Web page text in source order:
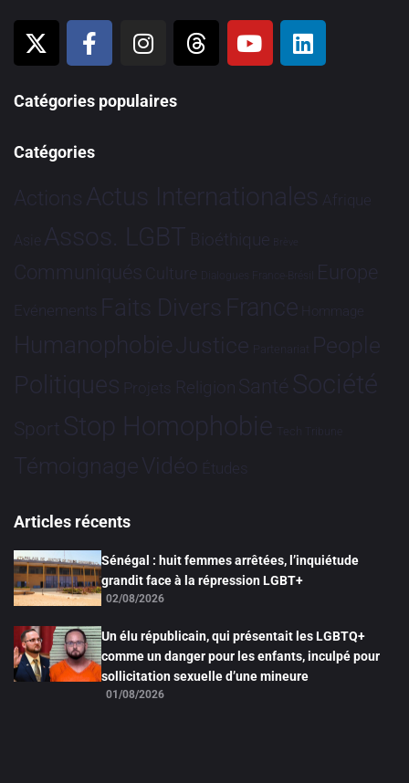
Catégories populaires
Catégories
Actions Actus Internationales Afrique
Asie Assos. LGBT Bioéthique Brève
Communiqués Culture Dialogues France-Brésil Europe
Evénements Faits Divers France Hommage
HumanophobieJustice Partenariat People
Politiques Projets Religion Santé Société
Sport Stop Homophobie Tech Tribune
TémoignageVidéo Études
Articles récents
Sénégal : huit femmes arrêtées, l’inquiétude
grandit face à la répression LGBT+
02/08/2026
Un élu républicain, qui présentait les LGBTQ+
comme un danger pour les enfants, inculpé pour
sollicitation sexuelle d’une mineure
01/08/2026